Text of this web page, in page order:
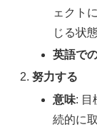
ェクト
じる状
英語で
努力する
意味: 目
続的に